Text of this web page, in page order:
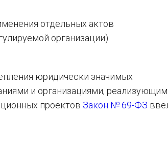
отдельных актов
организации)
юридически значимых
и организациями,
проектов Закон № 69-ФЗ